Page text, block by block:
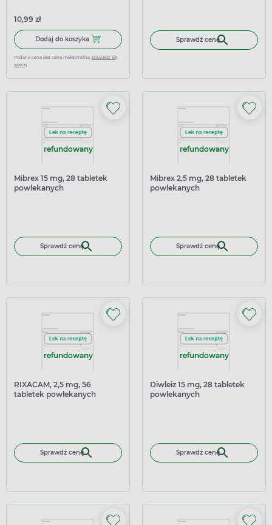
10,99 zł
Dodaj do koszyka Dodaj do koszyka Rivaroxaban Accord 15 mg, 28 tabletek
Podana cena jest ceną maksymalną. Dowiedz się
więcej
Sprawdź cenę
refundowany
Mibrex 15 mg, 28 tabletek
powlekanych
Sprawdź cenę
refundowany
Mibrex 2,5 mg, 28 tabletek
powlekanych
Sprawdź cenę
refundowany
RIXACAM, 2,5 mg, 56
tabletek powlekanych
Sprawdź cenę
refundowany
Diwleiz 15 mg, 28 tabletek
powlekanych
Sprawdź cenę